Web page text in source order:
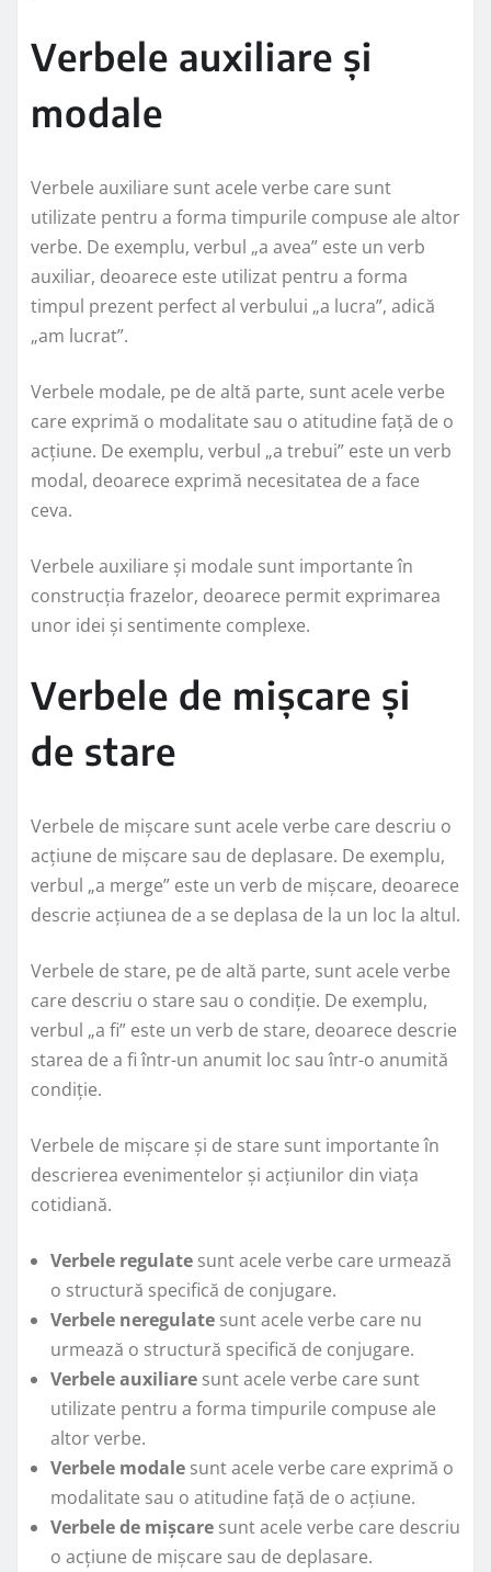
Verbele auxiliare și
modale
Verbele auxiliare sunt acele verbe care sunt
utilizate pentru a forma timpurile compuse ale altor
verbe. De exemplu, verbul „a avea” este un verb
auxiliar, deoarece este utilizat pentru a forma
timpul prezent perfect al verbului „a lucra”, adică
„am lucrat”.
Verbele modale, pe de altă parte, sunt acele verbe
care exprimă o modalitate sau o atitudine față de o
acțiune. De exemplu, verbul „a trebui” este un verb
modal, deoarece exprimă necesitatea de a face
ceva.
Verbele auxiliare și modale sunt importante în
construcția frazelor, deoarece permit exprimarea
unor idei și sentimente complexe.
Verbele de mișcare și
de stare
Verbele de mișcare sunt acele verbe care descriu o
acțiune de mișcare sau de deplasare. De exemplu,
verbul „a merge” este un verb de mișcare, deoarece
descrie acțiunea de a se deplasa de la un loc la altul.
Verbele de stare, pe de altă parte, sunt acele verbe
care descriu o stare sau o condiție. De exemplu,
verbul „a fi” este un verb de stare, deoarece descrie
starea de a fi într-un anumit loc sau într-o anumită
condiție.
Verbele de mișcare și de stare sunt importante în
descrierea evenimentelor și acțiunilor din viața
cotidiană.
Verbele regulate sunt acele verbe care urmează
o structură specifică de conjugare.
Verbele neregulate sunt acele verbe care nu
urmează o structură specifică de conjugare.
Verbele auxiliare sunt acele verbe care sunt
utilizate pentru a forma timpurile compuse ale
altor verbe.
Verbele modale sunt acele verbe care exprimă o
modalitate sau o atitudine față de o acțiune.
Verbele de mișcare sunt acele verbe care descriu
o acțiune de mișcare sau de deplasare.